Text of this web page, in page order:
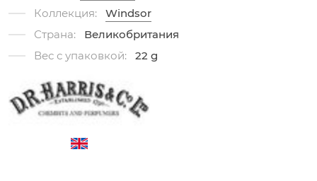
Коллекция:
Windsor
Страна:
Великобритания
Вес с упаковкой:
22 g